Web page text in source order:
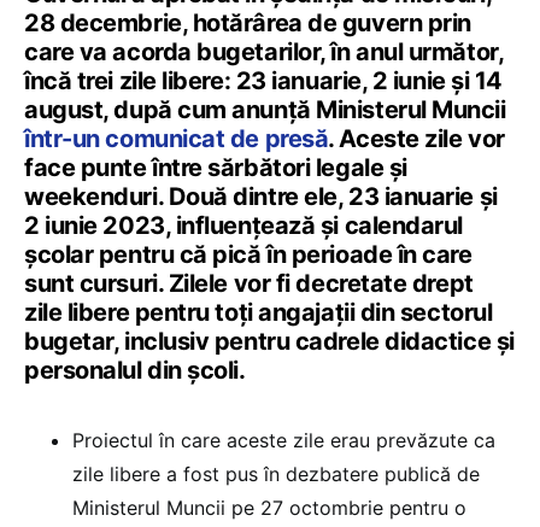
28 decembrie, hotărârea de guvern prin
care va acorda bugetarilor, în anul următor,
încă trei zile libere: 23 ianuarie, 2 iunie și 14
august, după cum anunță Ministerul Muncii
într-un comunicat de presă. Aceste zile vor
face punte între sărbători legale și
weekenduri. Două dintre ele, 23 ianuarie și
2 iunie 2023, influențează și calendarul
școlar pentru că pică în perioade în care
sunt cursuri. Zilele vor fi decretate drept
zile libere pentru toți angajații din sectorul
bugetar, inclusiv pentru cadrele didactice și
personalul din școli.
Proiectul în care aceste zile erau prevăzute ca
zile libere a fost pus în dezbatere publică de
Ministerul Muncii pe 27 octombrie pentru o